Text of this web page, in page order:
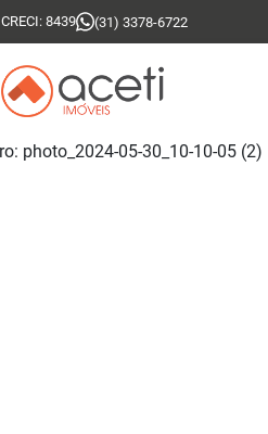
CRECI: 8439 (31) 3378-6722